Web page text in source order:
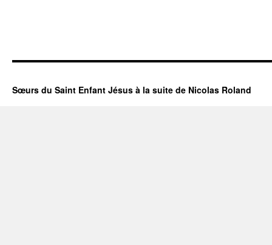
Sœurs du Saint Enfant Jésus à la suite de Nicolas Roland